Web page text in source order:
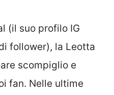
(il suo profilo IG
follower), la Leotta
scompiglio e
fan. Nelle ultime